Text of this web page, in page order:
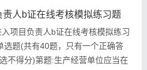
耕耘，定会有累累的硕果；如若懒
当别人跳起丰收之舞时，你已是后
。既然如此，我们就废话少说，那
就来看刷题吧！...
责人b证在线考核模拟练习题
入项目负责人b证在线考核模拟练习
选题(共有40题，只有一个正确答
不得分)第题:生产经营单位应当在